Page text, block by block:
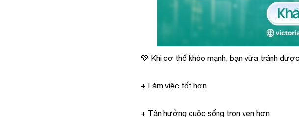
💚 Khi cơ thể khỏe mạnh, bạn vừa tránh
+ Làm việc tốt hơn
+ Tận hưởng cuộc sống trọn vẹn hơn